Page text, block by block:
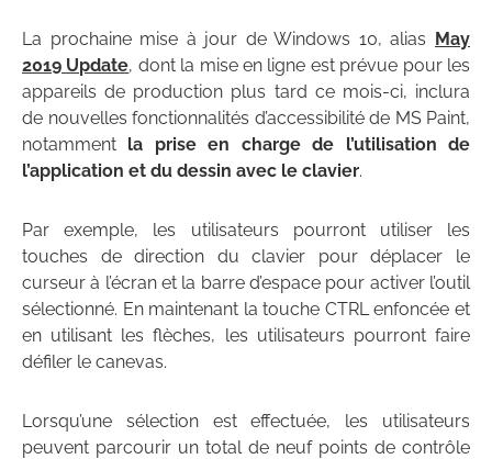
La prochaine mise à jour de Windows 10, alias May
2019 Update, dont la mise en ligne est prévue pour les
appareils de production plus tard ce mois-ci, inclura
de nouvelles fonctionnalités d’accessibilité de MS Paint,
notamment la prise en charge de l’utilisation de
l’application et du dessin avec le clavier.
Par exemple, les utilisateurs pourront utiliser les
touches de direction du clavier pour déplacer le
curseur à l’écran et la barre d’espace pour activer l’outil
sélectionné. En maintenant la touche CTRL enfoncée et
en utilisant les flèches, les utilisateurs pourront faire
défiler le canevas.
Lorsqu’une sélection est effectuée, les utilisateurs
peuvent parcourir un total de neuf points de contrôle